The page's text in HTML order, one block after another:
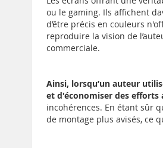
ou le gaming. Ils affichent
d’être précis en couleurs
reproduire la vision de
commerciale.
Ainsi, lorsqu’un auteur
et d'économiser des efforts
incohérences. En étant sûr
de montage plus avisés, ce